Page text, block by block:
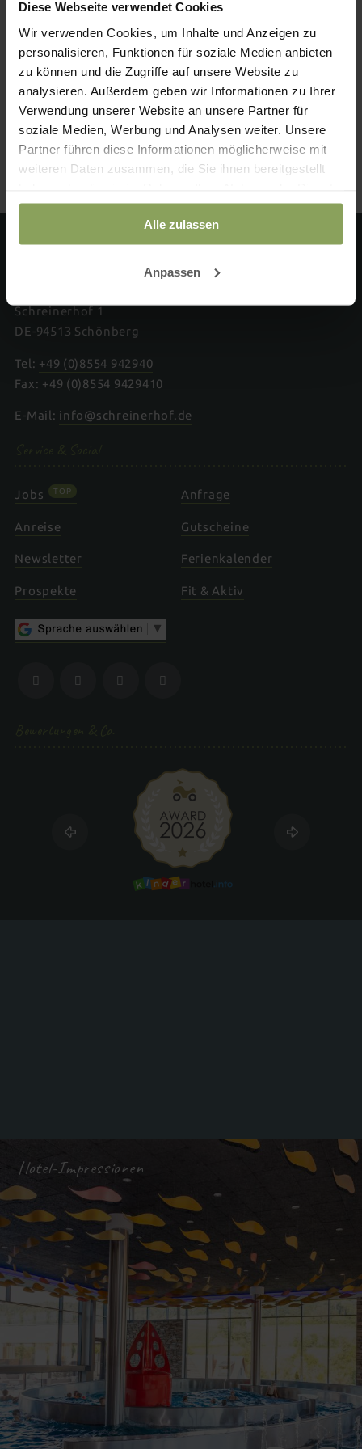
Diese Webseite verwendet Cookies
Wir verwenden Cookies, um Inhalte und Anzeigen zu
personalisieren, Funktionen für soziale Medien anbieten
zu können und die Zugriffe auf unsere Website zu
analysieren. Außerdem geben wir Informationen zu Ihrer
Verwendung unserer Website an unsere Partner für
soziale Medien, Werbung und Analysen weiter. Unsere
Partner führen diese Informationen möglicherweise mit
weiteren Daten zusammen, die Sie ihnen bereitgestellt
gesammelt haben.
Alle zulassen
Anpassen
Sooo viele Inklusivleistungen
Rundum sorglos übernachten: Schauen Sie auch noch
gleich in unsere Inklusivleistungen rein.
Zu den Inklusivleistungen
Familotel Schreinerhof
Schreinerhof 1
DE-94513 Schönberg
Tel: +49 (0)8554 942940
Fax: +49 (0)8554 9429410
E-Mail: info@schreinerhof.de
Jobs TOP Anfrage
Anreise Gutscheine
Newsletter Ferienkalender
Prospekte Fit & Aktiv
Hotel-Impressionen